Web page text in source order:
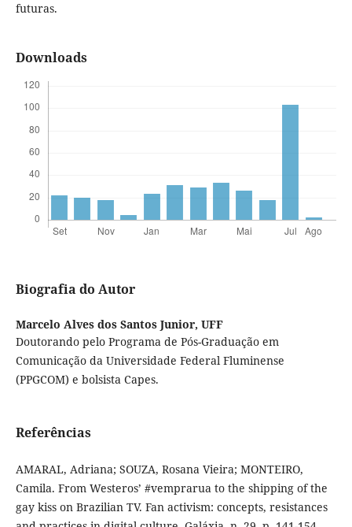
futuras.
Downloads
Biografia do Autor
Marcelo Alves dos Santos Junior, UFF
Doutorando pelo Programa de Pós-Graduação em
Comunicação da Universidade Federal Fluminense
(PPGCOM) e bolsista Capes.
Referências
AMARAL, Adriana; SOUZA, Rosana Vieira; MONTEIRO,
Camila. From Westeros’ #vemprarua to the shipping of the
gay kiss on Brazilian TV. Fan activism: concepts, resistances